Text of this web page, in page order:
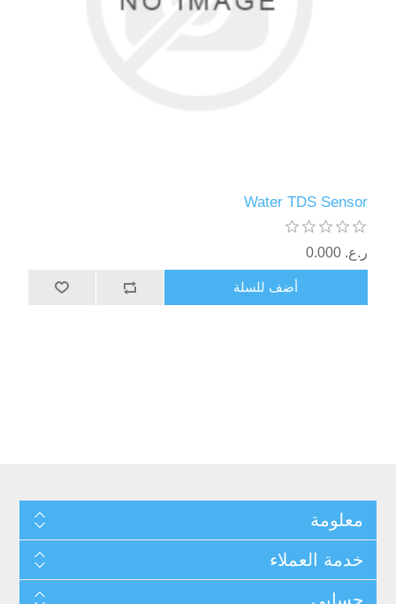
Water TDS Sensor
ر.ع.‏‏ 0.000
أضف للسلة
معلومة
خدمة العملاء
حسابي